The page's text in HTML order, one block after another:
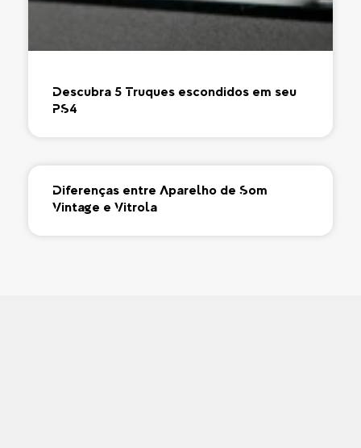
Descubra 5 Truques escondidos em seu
PS4
Diferenças entre Aparelho de Som
Vintage e Vitrola